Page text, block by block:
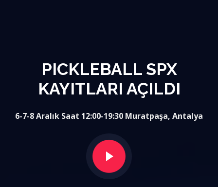
PICKLEBALL SPX
KAYITLARI AÇILDI
6-7-8 Aralık Saat 12:00-19:30 Muratpaşa, Antalya